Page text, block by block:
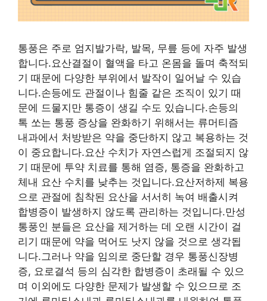
통풍은 주로 엄지발가락, 발목, 무릎 등에 자주 발생
합니다.요산결절이 혈액을 타고 온몸을 돌며 축적되
기 때문에 다양한 부위에서 발작이 일어날 수 있습
니다.손등에도 관절이나 힘줄 같은 조직이 있기 때
문에 드물지만 통증이 생길 수도 있습니다.손등의
톡 쏘는 통풍 증상을 완화하기 위해서는 류머티즘
내과에서 처방받은 약을 중단하지 않고 복용하는 것
이 중요합니다.요산 수치가 자연스럽게 조절되지 않
기 때문에 투약 치료를 통해 염증, 통증을 완화하고
체내 요산 수치를 낮추는 것입니다.요산저하제 복용
으로 관절에 침착된 요산을 서서히 녹여 배출시켜
합병증이 발생하지 않도록 관리하는 것입니다.만성
통풍인 분들은 요산을 제거하는 데 오랜 시간이 걸
리기 때문에 약을 먹어도 낫지 않을 것으로 생각됩
니다.그러나 약을 임의로 중단할 경우 통풍신장병
증, 요로결석 등의 심각한 합병증이 초래될 수 있으
며 이외에도 다양한 문제가 발생할 수 있으므로 조